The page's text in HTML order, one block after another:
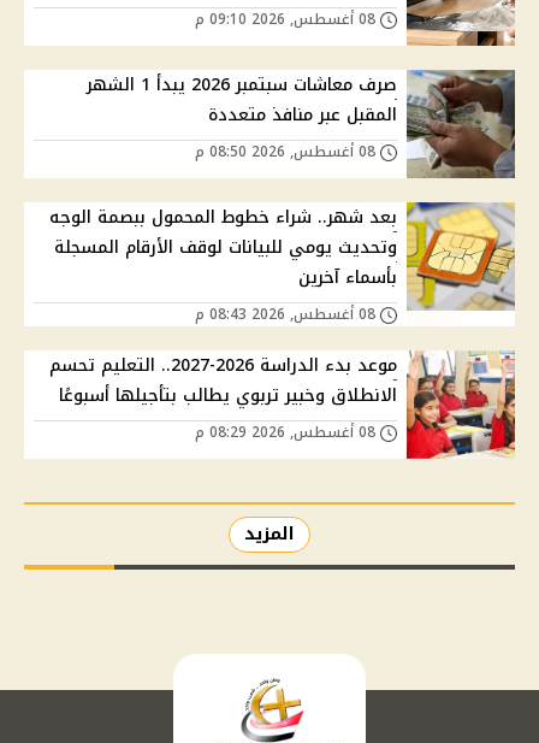
صرف معاشات سبتمبر 2026 يبدأ 1 الشهر
المقبل عبر منافذ متعددة
بعد شهر.. شراء خطوط المحمول ببصمة الوجه
وتحديث يومي للبيانات لوقف الأرقام المسجلة
بأسماء آخرين
موعد بدء الدراسة 2026-2027.. التعليم تحسم
الانطلاق وخبير تربوي يطالب بتأجيلها أسبوعًا
المزيد